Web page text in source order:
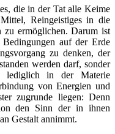
die in der Tat alle Keime
Reingeistiges in die
zu ermöglichen. Darum ist
auf der Erde
zu denken, der
werden darf, sonder
lediglich in der Materie
von Energien und
zugrunde liegen: Denn
den Sinn der in ihnen
Gestalt annimmt.